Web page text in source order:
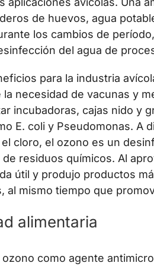
de huevos, agua
los cambios de
del agua de
para la industria
necesidad de vacunas y
incubadoras, cajas nido y
E. coli y Pseudomonas. A
cloro, el ozono es un
residuos químicos. Al
útil y produjo productos
al mismo tiempo que
alimentaria
ozono como agente